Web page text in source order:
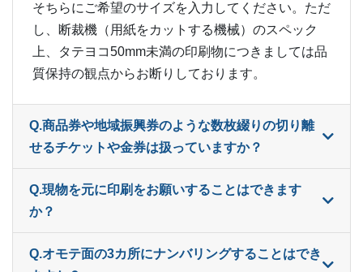
13,000部 ¥ 30,404
13,500部 ¥ 31,482
14,500部 ¥
15,500部 35,585
16,000部 ¥ 36,652
37,851
そちらにご希望のサイズを入力してください。ただ
し、断裁機（用紙をカットする機械）のスペック
上、タテヨコ50mm未満の印刷物につきましては品
質保持の観点からお断りしております。
Q.商品券や地域振興券のような数枚綴りの切り離
せるチケットや金券は扱っていますか？
Q.現物を元に印刷をお願いすることはできます
か？
Q.オモテ面の3カ所にナンバリングすることはでき